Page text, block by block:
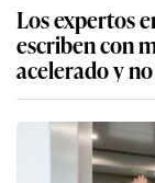
Los expertos
escriben con
acelerado y